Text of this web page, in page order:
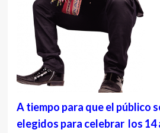
A tiempo para que el público
elegidos para celebrar los 14